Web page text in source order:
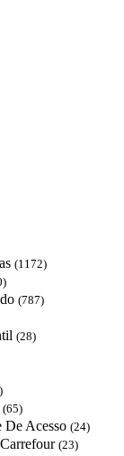
(1172)
(787)
(28)
(65)
De Acesso (24)
(23)